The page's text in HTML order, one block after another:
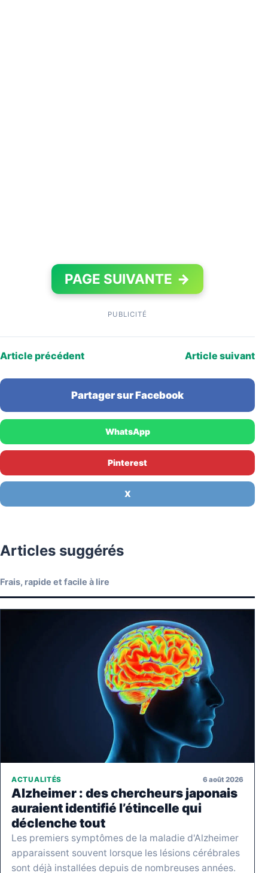
PAGE SUIVANTE →
PUBLICITÉ
Article précédent Article suivant
Partager sur Facebook
WhatsApp
Pinterest
X
Articles suggérés
Frais, rapide et facile à lire
ACTUALITÉS 6 août 2026
Alzheimer : des chercheurs japonais
auraient identifié l’étincelle qui
déclenche tout
Les premiers symptômes de la maladie d'Alzheimer
apparaissent souvent lorsque les lésions cérébrales
sont déjà installées depuis de nombreuses années.